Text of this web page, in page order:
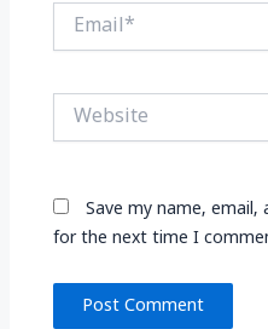
Email*
Website
Save my name,
for the next time I